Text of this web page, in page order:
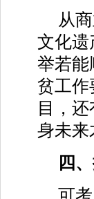
从
文化遗
举若能
贫工
目，
身未来
四
可